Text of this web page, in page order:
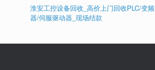
淮安工控设备回收_高价上门回收PLC/变频
器/伺服驱动器_现场结款